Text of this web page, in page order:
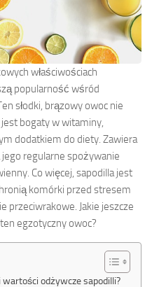
właściwościach
popularność wśród
słodki, brązowy owoc nie
bogaty w witaminy,
dodatkiem do diety. Zawiera
regularne spożywanie
Co więcej, sapodilla jest
komórki przed stresem
przeciwrakowe. Jakie jeszcze
egzotyczny owoc?
odżywcze sapodilli?